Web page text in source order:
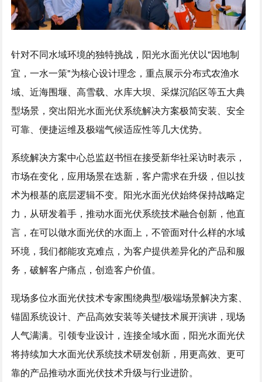
针对不同水域环境的独特挑战，阳光水面光伏以"因地制
宜，一水一策"为核心设计理念，重点展示分布式农渔水
域、近海围堰、高雪载、水库大坝、采煤沉陷区等五大典
型场景，突出阳光水面光伏系统解决方案极简安装、安全
可靠、便捷运维及极端气候适应性等几大优势。
系统解决方案中心总监赵书恒在接受新华社采访时表示，
市场在变化，应用场景在迭新，客户需求在升级，但以技
术为根基的底层逻辑不变。阳光水面光伏始终保持战略定
力，从研发着手，推动水面光伏系统技术融合创新，他直
言，在可以做水面光伏的水面上，不管面对什么样的水域
环境，我们都能攻克难点，为客户提供差异化的产品和服
务，破解客户痛点，创造客户价值。
现场多位水面光伏技术专家围绕典型/极端场景解决方案、
锚固系统设计、产品高效安装等关键技术展开演讲，现场
人气满满。引领专业设计，连接全域水面，阳光水面光伏
将持续加大水面光伏系统技术研发创新，用更高效、更可
靠的产品推动水面光伏技术升级与行业进阶。